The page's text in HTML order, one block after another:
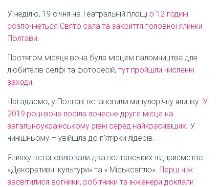
Ю
У неділю, 19 січня на Театральній площі о 12 годині
розпочнеться Свято сала та закриття головної ялинки
Полтави.
Протягом місяця вона була місцем паломництва для
любителів селфі та фотосесій, тут пройшли численні
заходи.
Нагадаємо, у Полтаві встановили минулорічну ялинку. У
2019 році вона посіла почесне друге місце на
загальноукраїнському рівні серед найкрасивіших. У
нинішньому – увійшла до п’ятірки лідерів.
Ялинку встановлювали два полтавських підприємства –
«Декоративні культури» та « Міськсвітло». Перш ніж
засвітилися вогники, робітники та інженери доклали